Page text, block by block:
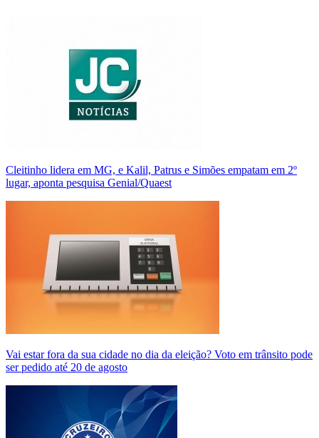
Cleitinho lidera em MG, e Kalil, Patrus e Simões empatam em 2º
lugar, aponta pesquisa Genial/Quaest
Vai estar fora da sua cidade no dia da eleição? Voto em trânsito pode
ser pedido até 20 de agosto